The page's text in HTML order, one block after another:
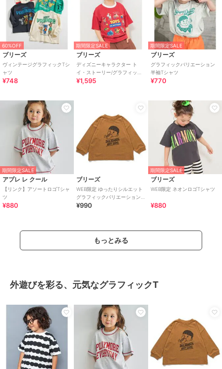
60%OFF
ブリーズ
ヴィンテージグラフィックTシ
ャツ
¥748
期間限定SALE
ブリーズ
ディズニーキャラクター ト
イ・ストーリー/グラフィックT
シャツ
¥1,595
期間限定SALE
ブリーズ
グラフィックバリエーション
半袖Tシャツ
¥770
期間限定SALE
アプレ レ クール
【リンク】アソートロゴTシャ
ツ
¥880
ブリーズ
WEB限定 ゆったりシルエット
グラフィックバリエーションT
シャツ
¥990
期間限定SALE
ブリーズ
WEB限定 ネオンロゴTシャツ
¥880
もっとみる
外遊びを彩る、元気なグラフィックT